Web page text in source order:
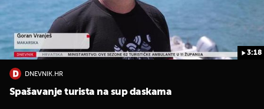
3:18
DNEVNIK.HR
Spašavanje turista na sup daskama